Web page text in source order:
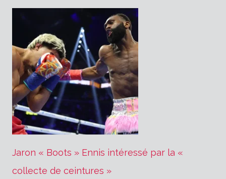
Jaron « Boots » Ennis intéressé par la «
collecte de ceintures »